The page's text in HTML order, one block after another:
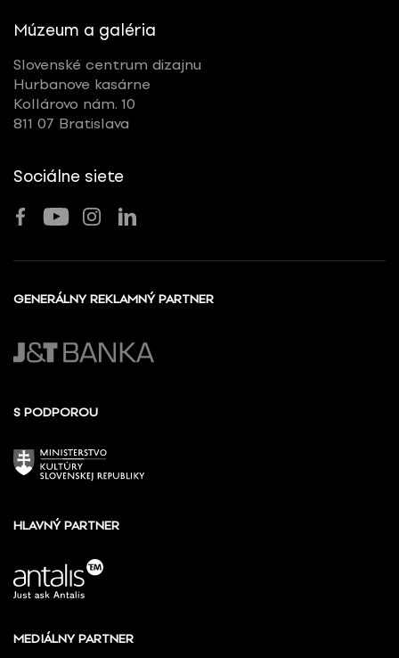
Múzeum a galéria
Slovenské centrum dizajnu
Hurbanove kasárne
Kollárovo nám. 10
811 07 Bratislava
Sociálne siete
GENERÁLNY REKLAMNÝ PARTNER
S PODPOROU
HLAVNÝ PARTNER
MEDIÁLNY PARTNER